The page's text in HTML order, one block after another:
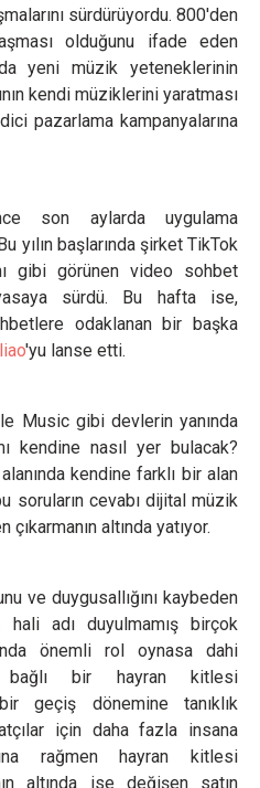
sürdürüyordu. 800'den
olduğunu ifade eden
yeni müzik yeteneklerinin
kendi müziklerini yaratması
pazarlama kampanyalarına
son aylarda uygulama
yılın başlarında şirket TikTok
gibi görünen video sohbet
sürdü. Bu hafta ise,
odaklanan bir başka
'yu lanse etti.
Music gibi devlerin yanında
kendine nasıl yer bulacak?
kendine farklı bir alan
soruların cevabı dijital müzik
altında yatıyor.
ve duygusallığını kaybeden
adı duyulmamış birçok
önemli rol oynasa dahi
bağlı bir hayran kitlesi
geçiş dönemine tanıklık
için daha fazla insana
rağmen hayran kitlesi
altında ise değişen satın